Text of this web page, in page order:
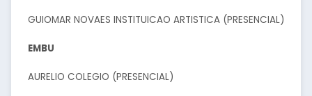
GUIOMAR NOVAES INSTITUICAO ARTISTICA (PRESENCIAL)
EMBU
AURELIO COLEGIO (PRESENCIAL)